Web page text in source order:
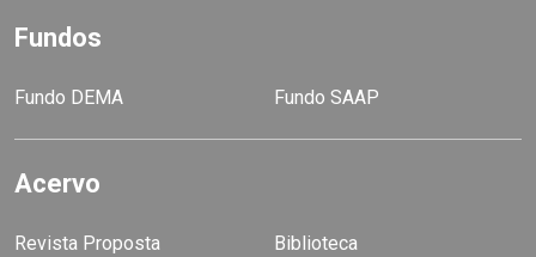
Fundos
Fundo DEMA Fundo SAAP
Acervo
Revista Proposta
Biblioteca